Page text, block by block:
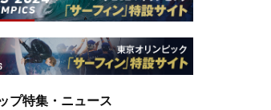
プ特集・ニュース